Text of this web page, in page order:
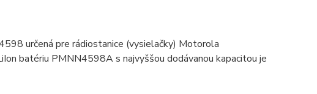
určená pre rádiostanice (vysielačky) Motorola
batériu PMNN4598A s najvyššou dodávanou kapacitou je